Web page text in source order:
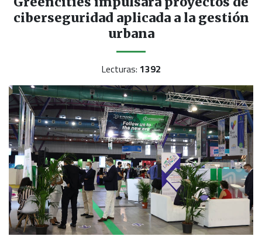
ciberseguridad aplicada a la gestión
urbana
Lecturas: 1392